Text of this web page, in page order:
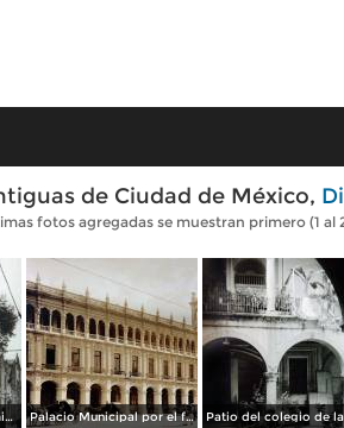
de Ciudad de México,
fotos agregadas se muestran primero (1 al
La Iglesia de Santo Domingo. Palacio Municipal por el fotografo Hugo Brehme..